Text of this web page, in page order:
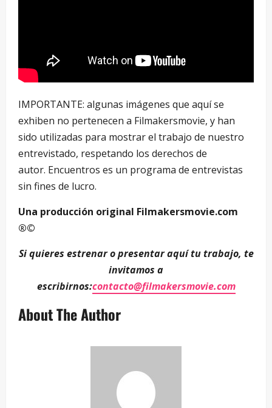
IMPORTANTE: algunas imágenes que aquí se
exhiben no pertenecen a Filmakersmovie, y han
sido utilizadas para mostrar el trabajo de nuestro
entrevistado, respetando los derechos de
autor. Encuentros es un programa de entrevistas
sin fines de lucro.
Una producción original Filmakersmovie.com
®©
Si quieres estrenar o presentar aquí tu trabajo, te
invitamos a
escribirnos:contacto@filmakersmovie.com
About The Author